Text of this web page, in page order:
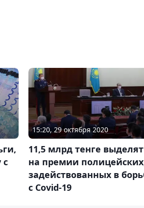
с
15:20, 29 октября 2020
11,5 млрд тенге выделят
на премии
задействованных в
с Сovid-19